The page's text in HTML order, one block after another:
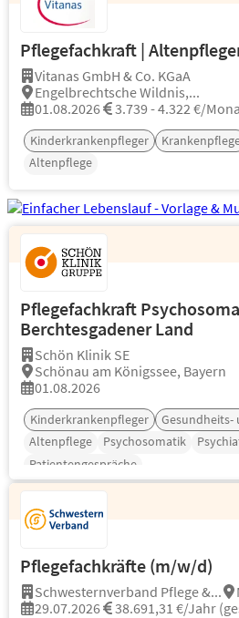
Pflegefachkraft |
Vitanas GmbH & Co. KGaA
Engelbrechtsche Wildnis,...
01.08.2026
3.739 - 4.322 €/
Kinderkrankenpfleger
Altenpflege
Pflegefachkraft
Berchtesgadener Land
Schön Klinik SE
Schönau am Königssee, Bayern
01.08.2026
Kinderkrankenpfleger
Gesundheits-
Altenpflege
Psychosomatik
Patientengespräche
Pflegefachkräfte (m/w/d)
Schwesternverband Pflege &...
29.07.2026
38.691,31 €/Jahr